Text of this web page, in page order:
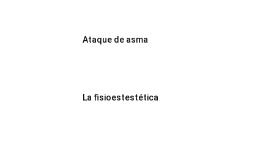
Ataque de asma
La fisioestestética